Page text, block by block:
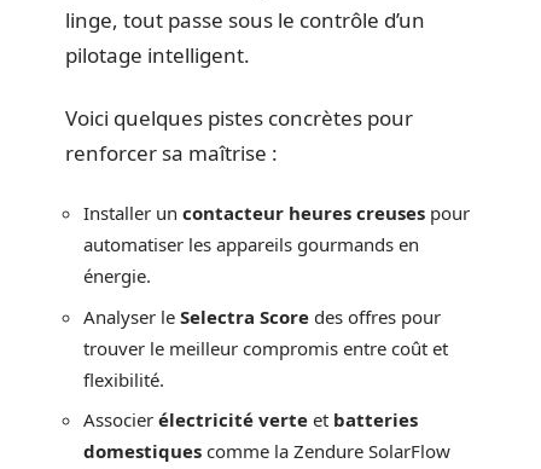
linge, tout passe sous le contrôle d’un
pilotage intelligent.
Voici quelques pistes concrètes pour
renforcer sa maîtrise :
Installer un contacteur heures creuses pour
automatiser les appareils gourmands en
énergie.
Analyser le Selectra Score des offres pour
trouver le meilleur compromis entre coût et
flexibilité.
Associer électricité verte et batteries
domestiques comme la Zendure SolarFlow